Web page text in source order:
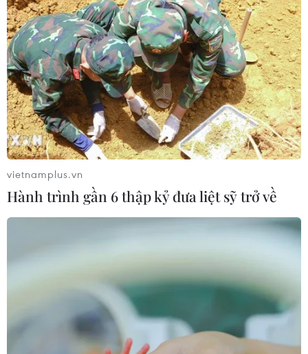
vietnamplus.vn
Hành trình gần 6 thập kỷ đưa liệt sỹ trở về